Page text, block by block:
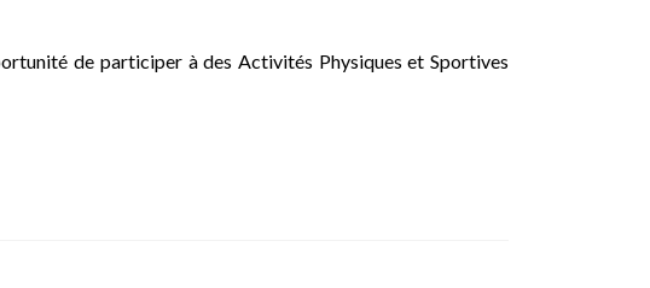
de participer à des Activités Physiques et Sportives